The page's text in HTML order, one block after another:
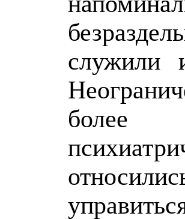
служили
более